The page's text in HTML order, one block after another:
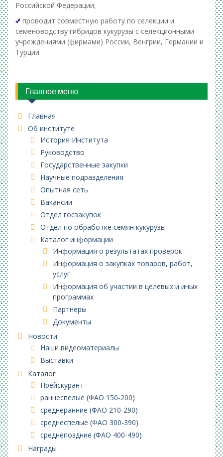
Российской Федерации;
проводит совместную работу по селекции и
семеноводству гибридов кукурузы с селекционными
учреждениями (фирмами) России, Венгрии, Германии и
Турции.
Главное меню
Главная
Об институте
История Института
Руководство
Государственные закупки
Научные подразделения
Опытная сеть
Вакансии
Отдел госзакупок
Отдел по обработке семян кукурузы
Каталог информации
Информация о результатах проверок
Информация о закупках товаров, работ,
услуг
Информация об участии в целевых и иных
программах
Партнеры
Документы
Новости
Наши видеоматериалы
Выставки
Каталог
Прейскурант
раннеспелые (ФАО 150-200)
среднеранние (ФАО 210-290)
среднеспелые (ФАО 300-390)
среднепоздние (ФАО 400-490)
Награды